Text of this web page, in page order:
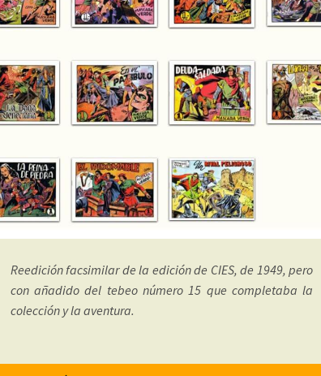
Reedición facsimilar de la edición de CIES, de 1949, pero
con añadido del tebeo número 15 que completaba la
colección y la aventura.